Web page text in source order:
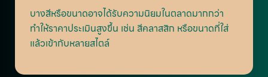
บางสีหรือขนาดอาจได้รับความนิยมในตลาดมากกว่า
ทำให้ราคาประเมินสูงขึ้น เช่น สีคลาสสิก หรือขนาดที่ใส่
แล้วเข้ากับหลายสไตล์